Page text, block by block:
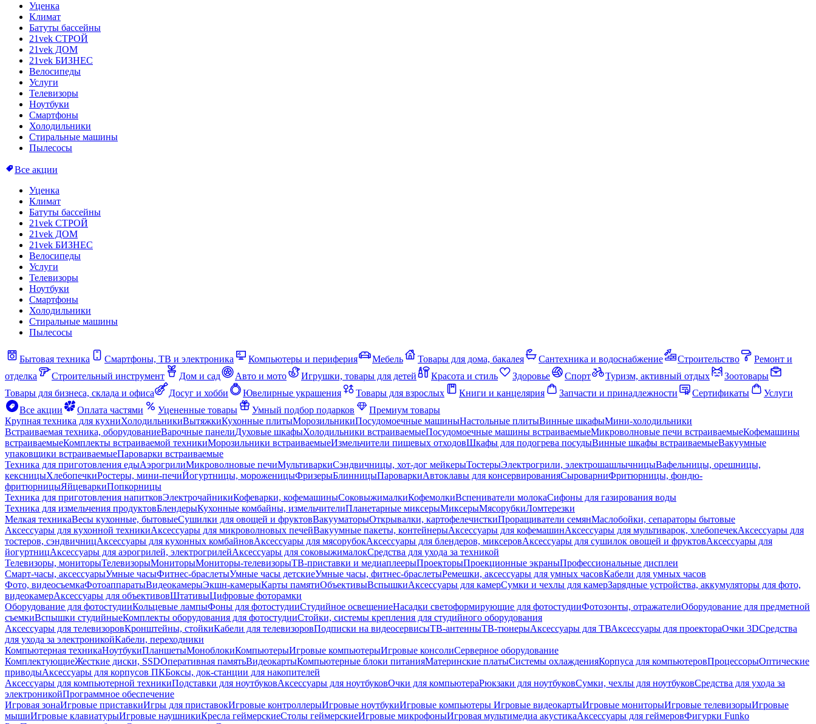
Уценка
Климат
Батуты бассейны
21vek СТРОЙ
21vek ДОМ
21vek БИЗНЕС
Велосипеды
Услуги
Телевизоры
Ноутбуки
Смартфоны
Холодильники
Стиральные машины
Пылесосы
Все акции
Уценка
Климат
Батуты бассейны
21vek СТРОЙ
21vek ДОМ
21vek БИЗНЕС
Велосипеды
Услуги
Телевизоры
Ноутбуки
Смартфоны
Холодильники
Стиральные машины
Пылесосы
Бытовая техника Смартфоны, ТВ и электроника Компьютеры и периферия Мебель Товары для дома, бакалея Сантехника и водоснабжение Строительство
Ремонт и
отделка
Строительный инструмент Дом и сад Авто и мото Игрушки, товары для детей Красота и стиль Здоровье Спорт Туризм, активный отдых
Зоотовары
Товары для бизнеса, склада и офиса
Досуг и хобби Ювелирные украшения Товары для взрослых Книги и канцелярия Запчасти и принадлежности Сертификаты
Услуги
Все акции
Оплата частями Уцененные товары Умный подбор подарков
Премиум товары
Крупная техника для кухниХолодильникиВытяжкиКухонные плитыМорозильникиПосудомоечные машиныНастольные плитыВинные шкафыМини-холодильники
Встраиваемая техника, оборудованиеВарочные панелиДуховые шкафыХолодильники встраиваемыеПосудомоечные машины встраиваемыеМикроволновые печи встраиваемыеКофемашины
встраиваемыеКомплекты встраиваемой техникиМорозильники встраиваемыеИзмельчители пищевых отходовШкафы для подогрева посудыВинные шкафы встраиваемыеВакуумные
упаковщики встраиваемыеПароварки встраиваемые
Техника для приготовления едыАэрогрилиМикроволновые печиМультиваркиСэндвичницы, хот-дог мейкерыТостерыЭлектрогрили, электрошашлычницыВафельницы, орешницы,
кексницыХлебопечкиРостеры, мини-печиЙогуртницы, мороженицыФризерыБлинницыПароваркиАвтоклавы для консервированияСыроварниФритюрницы, фондю-
фритюрницыЯйцеваркиПопкорницы
Техника для приготовления напитковЭлектрочайникиКофеварки, кофемашиныСоковыжималкиКофемолкиВспениватели молокаСифоны для газирования воды
Техника для измельчения продуктовБлендерыКухонные комбайны, измельчителиПланетарные миксерыМиксерыМясорубкиЛомтерезки
Мелкая техникаВесы кухонные, бытовыеСушилки для овощей и фруктовВакууматорыОткрывалки, картофелечисткиПроращиватели семянМаслобойки, сепараторы бытовые
Аксессуары для кухонной техникиАксессуары для микроволновых печейВакуумные пакеты, контейнерыАксессуары для кофемашинАксессуары для мультиварок, хлебопечекАксессуары для
тостеров, сэндвичницАксессуары для кухонных комбайновАксессуары для мясорубокАксессуары для блендеров, миксеровАксессуары для сушилок овощей и фруктовАксессуары для
йогуртницАксессуары для аэрогрилей, электрогрилейАксессуары для соковыжималокСредства для ухода за техникой
Телевизоры, мониторыТелевизорыМониторыМониторы-телевизорыТВ-приставки и медиаплеерыПроекторыПроекционные экраныПрофессиональные дисплеи
Смарт-часы, аксессуарыУмные часыФитнес-браслетыУмные часы детскиеУмные часы, фитнес-браслетыРемешки, аксессуары для умных часовКабели для умных часов
Фото, видеосъемкаФотоаппаратыВидеокамерыЭкшн-камерыКарты памятиОбъективыВспышкиАксессуары для камерСумки и чехлы для камерЗарядные устройства, аккумуляторы для фото,
видеокамерАксессуары для объективовШтативыЦифровые фоторамки
Оборудование для фотостудииКольцевые лампыФоны для фотостудииСтудийное освещениеНасадки светоформирующие для фотостудииФотозонты, отражателиОборудование для предметной
съемкиВспышки студийныеКомплекты оборудования для фотостудииСтойки, системы крепления для студийного оборудования
Аксессуары для телевизоровКронштейны, стойкиКабели для телевизоровПодписки на видеосервисыТВ-антенныТВ-тюнерыАксессуары для ТВАксессуары для проектораОчки 3DСредства
для ухода за электроникойКабели, переходники
Компьютерная техникаНоутбукиПланшетыМоноблокиКомпьютерыИгровые компьютерыИгровые консолиСерверное оборудование
КомплектующиеЖесткие диски, SSDОперативная памятьВидеокартыКомпьютерные блоки питанияМатеринские платыСистемы охлажденияКорпуса для компьютеровПроцессорыОптические
приводыАксессуары для корпусов ПКБоксы, док-станции для накопителей
Аксессуары для компьютерной техникиПодставки для ноутбуковАксессуары для ноутбуковОчки для компьютераРюкзаки для ноутбуковСумки, чехлы для ноутбуковСредства для ухода за
электроникойПрограммное обеспечение
Игровая зонаИгровые приставкиИгры для приставокИгровые контроллерыИгровые ноутбукиИгровые компьютеры Игровые видеокартыИгровые мониторыИгровые телевизорыИгровые
мышиИгровые клавиатурыИгровые наушникиКресла геймерскиеСтолы геймерскиеИгровые микрофоныИгровая мультимедиа акустикаАксессуары для геймеровФигурки Funko